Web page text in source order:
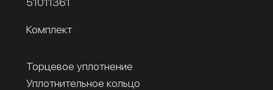
Комплект
Торцевое уплотнение
Уплотнительное кольцо